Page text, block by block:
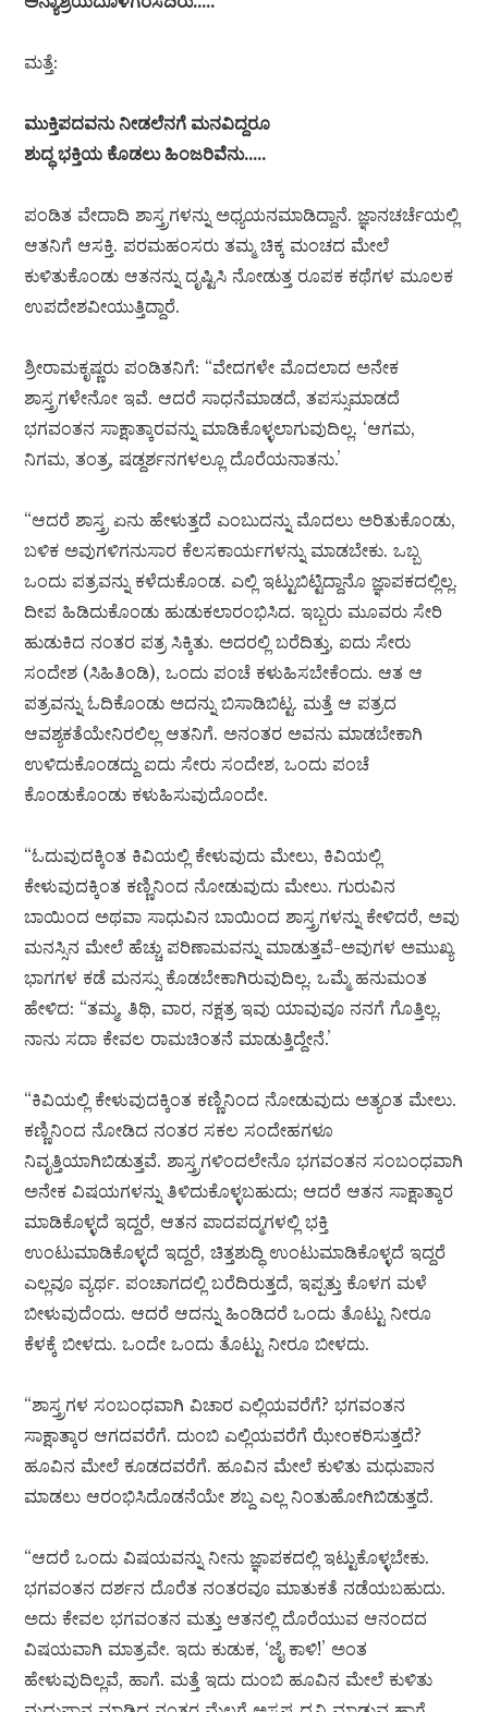
ಮತ್ತೆ:
ಮುಕ್ತಿಪದವನು ನೀಡಲೆನಗೆ ಮನವಿದ್ದರೂ
ಶುದ್ಧ ಭಕ್ತಿಯ ಕೊಡಲು ಹಿಂಜರಿವೆನು…..
ಪಂಡಿತ ವೇದಾದಿ ಶಾಸ್ತ್ರಗಳನ್ನು ಅಧ್ಯಯನಮಾಡಿದ್ದಾನೆ. ಜ್ಞಾನಚರ್ಚೆಯಲ್ಲಿ
ಆತನಿಗೆ ಆಸಕ್ತಿ. ಪರಮಹಂಸರು ತಮ್ಮ ಚಿಕ್ಕ ಮಂಚದ ಮೇಲೆ
ಕುಳಿತುಕೊಂಡು ಆತನನ್ನು ದೃಷ್ಟಿಸಿ ನೋಡುತ್ತ ರೂಪಕ ಕಥೆಗಳ ಮೂಲಕ
ಉಪದೇಶವೀಯುತ್ತಿದ್ದಾರೆ.
ಶ್ರೀರಾಮಕೃಷ್ಣರು ಪಂಡಿತನಿಗೆ: “ವೇದಗಳೇ ಮೊದಲಾದ ಅನೇಕ
ಶಾಸ್ತ್ರಗಳೇನೋ ಇವೆ. ಆದರೆ ಸಾಧನೆಮಾಡದೆ, ತಪಸ್ಸುಮಾಡದೆ
ಭಗವಂತನ ಸಾಕ್ಷಾತ್ಕಾರವನ್ನು ಮಾಡಿಕೊಳ್ಳಲಾಗುವುದಿಲ್ಲ. ‘ಆಗಮ,
ನಿಗಮ, ತಂತ್ರ, ಷಡ್ದರ್ಶನಗಳಲ್ಲೂ ದೊರೆಯನಾತನು.’
“ಆದರೆ ಶಾಸ್ತ್ರ ಏನು ಹೇಳುತ್ತದೆ ಎಂಬುದನ್ನು ಮೊದಲು ಅರಿತುಕೊಂಡು,
ಬಳಿಕ ಅವುಗಳಿಗನುಸಾರ ಕೆಲಸಕಾರ್ಯಗಳನ್ನು ಮಾಡಬೇಕು. ಒಬ್ಬ
ಒಂದು ಪತ್ರವನ್ನು ಕಳೆದುಕೊಂಡ. ಎಲ್ಲಿ ಇಟ್ಟುಬಿಟ್ಟಿದ್ದಾನೊ ಜ್ಞಾಪಕದಲ್ಲಿಲ್ಲ.
ದೀಪ ಹಿಡಿದುಕೊಂಡು ಹುಡುಕಲಾರಂಭಿಸಿದ. ಇಬ್ಬರು ಮೂವರು ಸೇರಿ
ಹುಡುಕಿದ ನಂತರ ಪತ್ರ ಸಿಕ್ಕಿತು. ಅದರಲ್ಲಿ ಬರೆದಿತ್ತು, ಐದು ಸೇರು
ಸಂದೇಶ (ಸಿಹಿತಿಂಡಿ), ಒಂದು ಪಂಚೆ ಕಳುಹಿಸಬೇಕೆಂದು. ಆತ ಆ
ಪತ್ರವನ್ನು ಓದಿಕೊಂಡು ಅದನ್ನು ಬಿಸಾಡಿಬಿಟ್ಟ. ಮತ್ತೆ ಆ ಪತ್ರದ
ಆವಶ್ಯಕತೆಯೇನಿರಲಿಲ್ಲ ಆತನಿಗೆ. ಅನಂತರ ಅವನು ಮಾಡಬೇಕಾಗಿ
ಉಳಿದುಕೊಂಡದ್ದು ಐದು ಸೇರು ಸಂದೇಶ, ಒಂದು ಪಂಚೆ
ಕೊಂಡುಕೊಂಡು ಕಳುಹಿಸುವುದೊಂದೇ.
“ಓದುವುದಕ್ಕಿಂತ ಕಿವಿಯಲ್ಲಿ ಕೇಳುವುದು ಮೇಲು, ಕಿವಿಯಲ್ಲಿ
ಕೇಳುವುದಕ್ಕಿಂತ ಕಣ್ಣಿನಿಂದ ನೋಡುವುದು ಮೇಲು. ಗುರುವಿನ
ಬಾಯಿಂದ ಅಥವಾ ಸಾಧುವಿನ ಬಾಯಿಂದ ಶಾಸ್ತ್ರಗಳನ್ನು ಕೇಳಿದರೆ, ಅವು
ಮನಸ್ಸಿನ ಮೇಲೆ ಹೆಚ್ಚು ಪರಿಣಾಮವನ್ನು ಮಾಡುತ್ತವೆ-ಅವುಗಳ ಅಮುಖ್ಯ
ಭಾಗಗಳ ಕಡೆ ಮನಸ್ಸು ಕೊಡಬೇಕಾಗಿರುವುದಿಲ್ಲ. ಒಮ್ಮೆ ಹನುಮಂತ
ಹೇಳಿದ: “ತಮ್ಮ, ತಿಥಿ, ವಾರ, ನಕ್ಷತ್ರ ಇವು ಯಾವುವೂ ನನಗೆ ಗೊತ್ತಿಲ್ಲ.
ನಾನು ಸದಾ ಕೇವಲ ರಾಮಚಿಂತನೆ ಮಾಡುತ್ತಿದ್ದೇನೆ.’
“ಕಿವಿಯಲ್ಲಿ ಕೇಳುವುದಕ್ಕಿಂತ ಕಣ್ಣಿನಿಂದ ನೋಡುವುದು ಅತ್ಯಂತ ಮೇಲು.
ಕಣ್ಣಿನಿಂದ ನೋಡಿದ ನಂತರ ಸಕಲ ಸಂದೇಹಗಳೂ
ನಿವೃತ್ತಿಯಾಗಿಬಿಡುತ್ತವೆ. ಶಾಸ್ತ್ರಗಳಿಂದಲೇನೊ ಭಗವಂತನ ಸಂಬಂಧವಾಗಿ
ಅನೇಕ ವಿಷಯಗಳನ್ನು ತಿಳಿದುಕೊಳ್ಳಬಹುದು; ಆದರೆ ಆತನ ಸಾಕ್ಷಾತ್ಕಾರ
ಮಾಡಿಕೊಳ್ಳದೆ ಇದ್ದರೆ, ಆತನ ಪಾದಪದ್ಮಗಳಲ್ಲಿ ಭಕ್ತಿ
ಉಂಟುಮಾಡಿಕೊಳ್ಳದೆ ಇದ್ದರೆ, ಚಿತ್ತಶುದ್ಧಿ ಉಂಟುಮಾಡಿಕೊಳ್ಳದೆ ಇದ್ದರೆ
ಎಲ್ಲವೂ ವ್ಯರ್ಥ. ಪಂಚಾಗದಲ್ಲಿ ಬರೆದಿರುತ್ತದೆ, ಇಪ್ಪತ್ತು ಕೊಳಗ ಮಳೆ
ಬೀಳುವುದೆಂದು. ಆದರೆ ಆದನ್ನು ಹಿಂಡಿದರೆ ಒಂದು ತೊಟ್ಟು ನೀರೂ
ಕೆಳಕ್ಕೆ ಬೀಳದು. ಒಂದೇ ಒಂದು ತೊಟ್ಟು ನೀರೂ ಬೀಳದು.
“ಶಾಸ್ತ್ರಗಳ ಸಂಬಂಧವಾಗಿ ವಿಚಾರ ಎಲ್ಲಿಯವರೆಗೆ? ಭಗವಂತನ
ಸಾಕ್ಷಾತ್ಕಾರ ಆಗದವರೆಗೆ. ದುಂಬಿ ಎಲ್ಲಿಯವರೆಗೆ ಝೇಂಕರಿಸುತ್ತದೆ?
ಹೂವಿನ ಮೇಲೆ ಕೂಡದವರೆಗೆ. ಹೂವಿನ ಮೇಲೆ ಕುಳಿತು ಮಧುಪಾನ
ಮಾಡಲು ಆರಂಭಿಸಿದೊಡನೆಯೇ ಶಬ್ದ ಎಲ್ಲ ನಿಂತುಹೋಗಿಬಿಡುತ್ತದೆ.
“ಆದರೆ ಒಂದು ವಿಷಯವನ್ನು ನೀನು ಜ್ಞಾಪಕದಲ್ಲಿ ಇಟ್ಟುಕೊಳ್ಳಬೇಕು.
ಭಗವಂತನ ದರ್ಶನ ದೊರೆತ ನಂತರವೂ ಮಾತುಕತೆ ನಡೆಯಬಹುದು.
ಅದು ಕೇವಲ ಭಗವಂತನ ಮತ್ತು ಆತನಲ್ಲಿ ದೊರೆಯುವ ಆನಂದದ
ವಿಷಯವಾಗಿ ಮಾತ್ರವೇ. ಇದು ಕುಡುಕ, ‘ಜೈ ಕಾಳಿ!’ ಅಂತ
ಹೇಳುವುದಿಲ್ಲವೆ, ಹಾಗೆ. ಮತ್ತೆ ಇದು ದುಂಬಿ ಹೂವಿನ ಮೇಲೆ ಕುಳಿತು